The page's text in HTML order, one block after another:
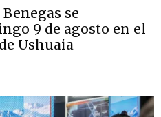
se
9 de agosto en el
Ushuaia